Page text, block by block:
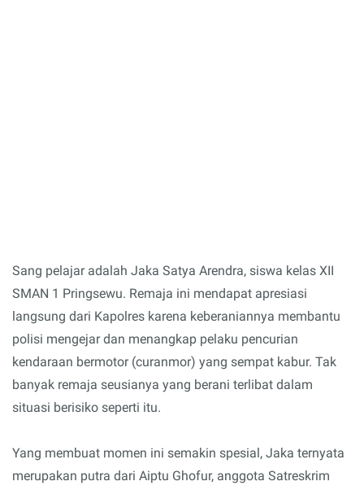
Sang pelajar adalah Jaka Satya Arendra, siswa kelas XII
SMAN 1 Pringsewu. Remaja ini mendapat apresiasi
langsung dari Kapolres karena keberaniannya membantu
polisi mengejar dan menangkap pelaku pencurian
kendaraan bermotor (curanmor) yang sempat kabur. Tak
banyak remaja seusianya yang berani terlibat dalam
situasi berisiko seperti itu.
Yang membuat momen ini semakin spesial, Jaka ternyata
merupakan putra dari Aiptu Ghofur, anggota Satreskrim